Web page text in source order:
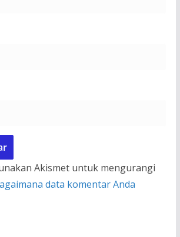
Akismet untuk mengurangi
data komentar Anda